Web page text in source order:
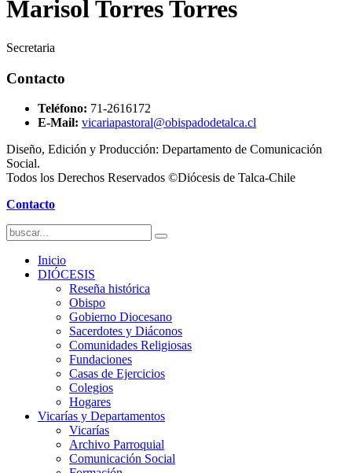
Marisol Torres Torres
Secretaria
Contacto
Teléfono: 71-2616172
E-Mail: vicariapastoral@obispadodetalca.cl
Diseño, Edición y Producción: Departamento de Comunicación
Social.
Todos los Derechos Reservados ©Diócesis de Talca-Chile
Contacto
Inicio
DIÓCESIS
Reseña histórica
Obispo
Gobierno Diocesano
Sacerdotes y Diáconos
Comunidades Religiosas
Fundaciones
Casas de Ejercicios
Colegios
Hogares
Vicarías y Departamentos
Vicarías
Archivo Parroquial
Comunicación Social